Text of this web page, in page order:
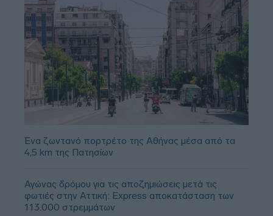
Ένα ζωντανό πορτρέτο της Αθήνας μέσα από τα
4,5 km της Πατησίων
Αγώνας δρόμου για τις αποζημιώσεις μετά τις
φωτιές στην Αττική: Express αποκατάσταση των
113.000 στρεμμάτων